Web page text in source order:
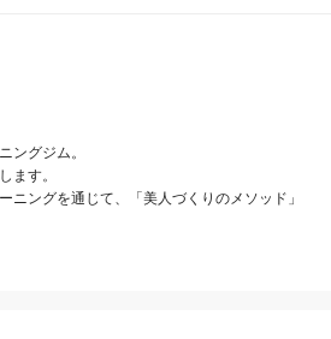
ングジム。
ます。
ングを通じて、「美人づくりのメソッド」